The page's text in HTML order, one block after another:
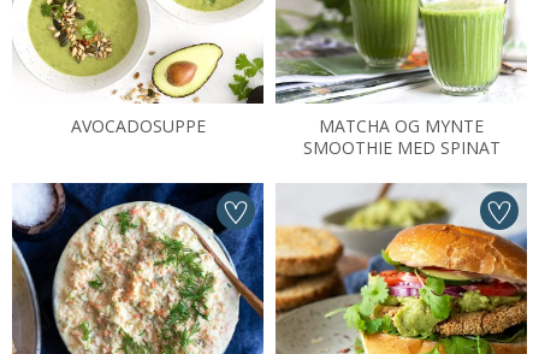
AVOCADOSUPPE
MATCHA OG MYNTE
SMOOTHIE MED SPINAT